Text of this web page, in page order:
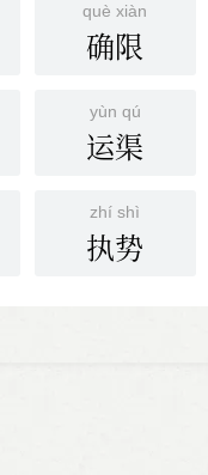
què xiàn
确限
yùn qú
运渠
zhí shì
执势